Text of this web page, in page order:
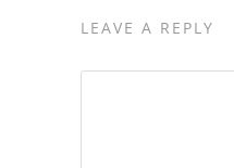
LEAVE A REPLY